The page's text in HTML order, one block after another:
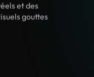
et des
gouttes